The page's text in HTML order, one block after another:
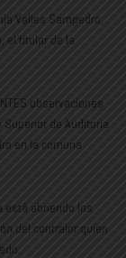
Valles Sampedro,
el titular de la
observaciones
de Auditoria
en la comuna
está abriendo los
del contralor quien